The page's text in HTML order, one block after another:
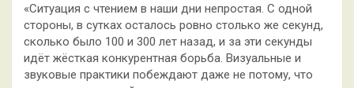
«Ситуация с чтением в наши дни непростая. С одной
стороны, в сутках осталось ровно столько же секунд,
сколько было 100 и 300 лет назад, и за эти секунды
идёт жёсткая конкурентная борьба. Визуальные и
звуковые практики побеждают даже не потому, что